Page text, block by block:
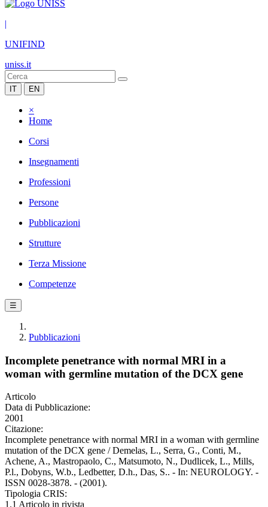
|
UNIFIND
uniss.it
IT EN
×
Home
Corsi
Insegnamenti
Professioni
Persone
Pubblicazioni
Strutture
Terza Missione
Competenze
☰
Pubblicazioni
Incomplete penetrance with normal MRI in a
woman with germline mutation of the DCX gene
Articolo
Data di Pubblicazione:
2001
Citazione:
Incomplete penetrance with normal MRI in a woman with germline
mutation of the DCX gene / Demelas, L., Serra, G., Conti, M.,
Achene, A., Mastropaolo, C., Matsumoto, N., Dudlicek, L., Mills,
P.l., Dobyns, W.b., Ledbetter, D.h., Das, S.. - In: NEUROLOGY. -
ISSN 0028-3878. - (2001).
Tipologia CRIS:
1.1 Articolo in rivista